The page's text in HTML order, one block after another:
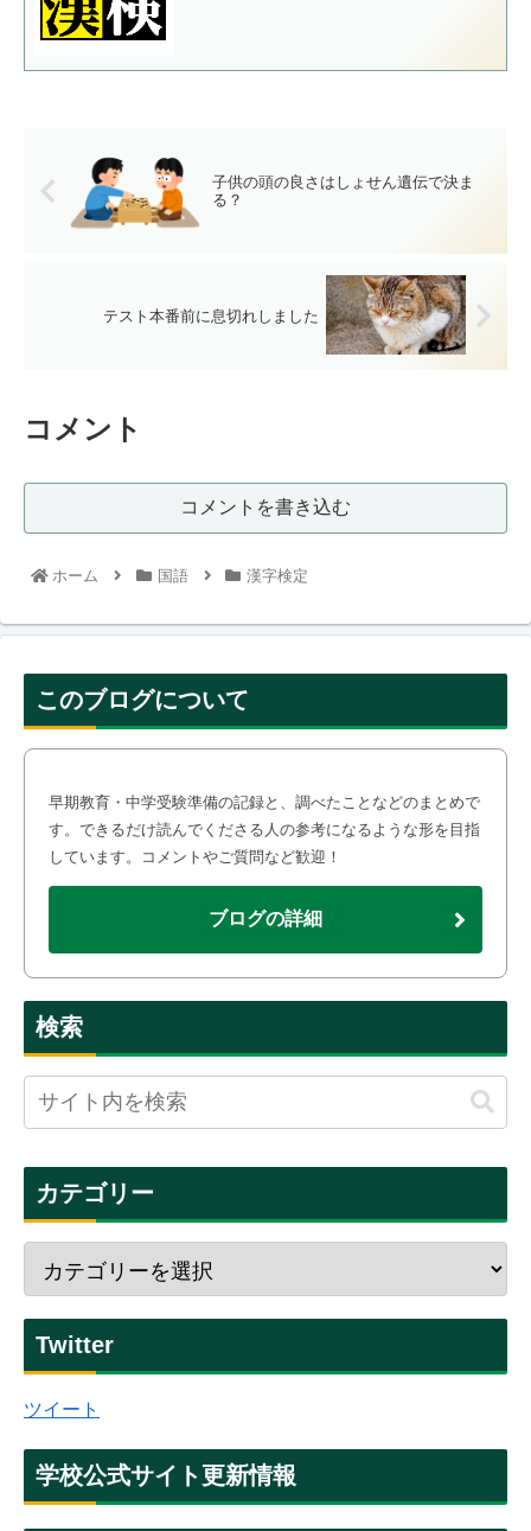
子供の頭の良さはしょせん遺伝で決ま
る？
テスト本番前に息切れしました
コメント
コメントを書き込む
ホーム 国語 漢字検定
このブログについて
早期教育・中学受験準備の記録と、調べたことなどのまとめで
す。できるだけ読んでくださる人の参考になるような形を目指
しています。コメントやご質問など歓迎！
ブログの詳細
検索
カテゴリー
Twitter
ツイート
学校公式サイト更新情報